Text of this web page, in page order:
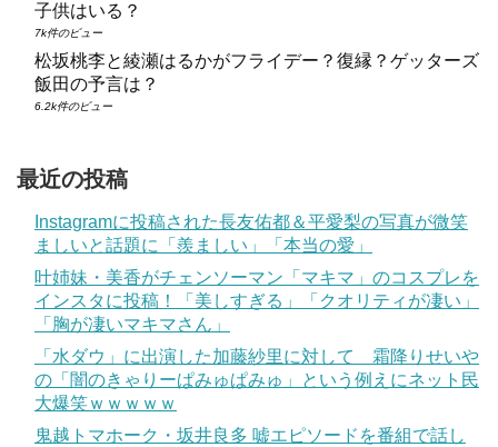
子供はいる？
7k件のビュー
松坂桃李と綾瀬はるかがフライデー？復縁？ゲッターズ
飯田の予言は？
6.2k件のビュー
最近の投稿
Instagramに投稿された長友佑都＆平愛梨の写真が微笑
ましいと話題に「羨ましい」「本当の愛」
叶姉妹・美香がチェンソーマン「マキマ」のコスプレを
インスタに投稿！「美しすぎる」「クオリティが凄い」
「胸が凄いマキマさん」
「水ダウ」に出演した加藤紗里に対して 霜降りせいや
の「闇のきゃりーぱみゅぱみゅ」という例えにネット民
大爆笑ｗｗｗｗｗ
鬼越トマホーク・坂井良多 嘘エピソードを番組で話し